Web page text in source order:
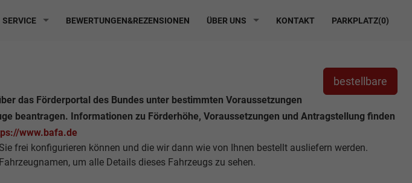
SERVICE BEWERTUNGEN&REZENSIONEN ÜBER UNS KONTAKT PARKPLATZ(0)
bestellbare
das Förderportal des Bundes unter bestimmten Voraussetzungen
beantragen. Informationen zu Förderhöhe, Voraussetzungen und Antragstellung finden
www.bafa.de
frei konfigurieren können und die wir dann wie von Ihnen bestellt ausliefern werden.
um alle Details dieses Fahrzeugs zu sehen.